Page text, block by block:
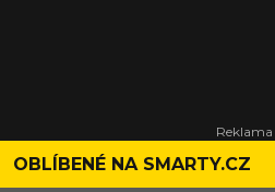
OBLÍBENÉ NA SMARTY.CZ